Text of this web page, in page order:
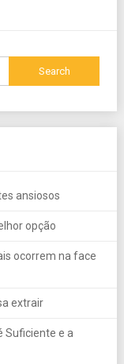
ansiosos
opção
ocorrem na face
extrair
Suficiente e a